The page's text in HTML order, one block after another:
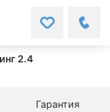
2.4
Гарантия